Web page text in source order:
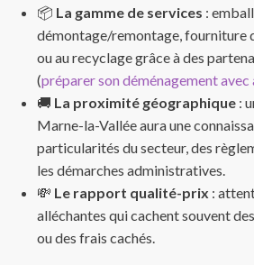
📦 La gamme de services :
démontage/remontage, fourniture
ou au recyclage grâce à des
(préparer son déménagement avec
🚚 La proximité géographique :
Marne-la-Vallée aura une
particularités du secteur, des
les démarches administratives.
💸 Le rapport qualité-prix :
alléchantes qui cachent souvent
ou des frais cachés.